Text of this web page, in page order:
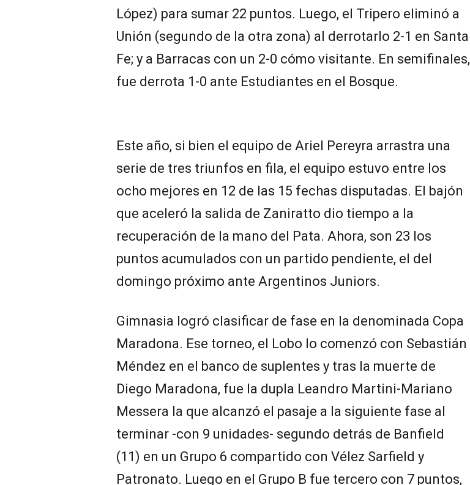
López) para sumar 22 puntos. Luego, el Tripero eliminó a
Unión (segundo de la otra zona) al derrotarlo 2-1 en Santa
Fe; y a Barracas con un 2-0 cómo visitante. En semifinales,
fue derrota 1-0 ante Estudiantes en el Bosque.
Este año, si bien el equipo de Ariel Pereyra arrastra una
serie de tres triunfos en fila, el equipo estuvo entre los
ocho mejores en 12 de las 15 fechas disputadas. El bajón
que aceleró la salida de Zaniratto dio tiempo a la
recuperación de la mano del Pata. Ahora, son 23 los
puntos acumulados con un partido pendiente, el del
domingo próximo ante Argentinos Juniors.
Gimnasia logró clasificar de fase en la denominada Copa
Maradona. Ese torneo, el Lobo lo comenzó con Sebastián
Méndez en el banco de suplentes y tras la muerte de
Diego Maradona, fue la dupla Leandro Martini-Mariano
Messera la que alcanzó el pasaje a la siguiente fase al
terminar -con 9 unidades- segundo detrás de Banfield
(11) en un Grupo 6 compartido con Vélez Sarfield y
Patronato. Luego en el Grupo B fue tercero con 7 puntos,